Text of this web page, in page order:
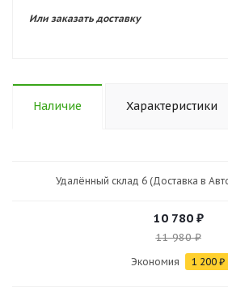
Или заказать доставку
Наличие Характеристики
Удалённый склад 6 (Доставка в
10 780₽
11 980₽
Экономия 1 200 ₽